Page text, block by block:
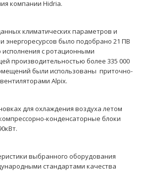
компании Hidria.
климатических параметров и
энергоресурсов было подобрано 21 ПВ
исполнения с ротационными
производительностью более 335 000
были использованы приточно-
Alpix.
для охлаждения воздуха летом
конденсаторные блоки
выбранного оборудования
стандартами качества